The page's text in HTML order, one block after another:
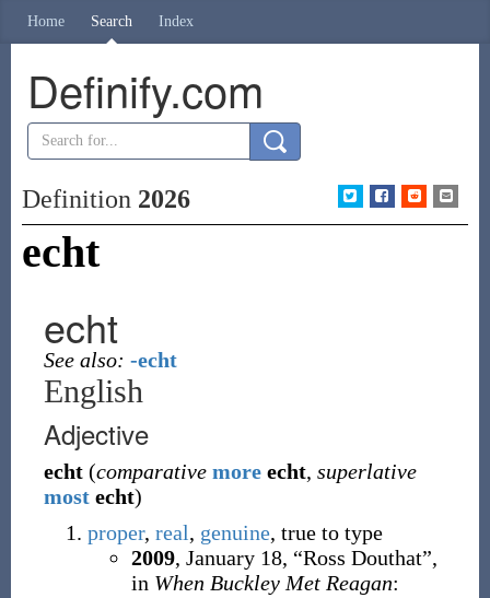
Home Search Index
Definify.com
Definition 2026
echt
echt
See also: -echt
English
Adjective
echt (comparative moreecht, superlative
mostecht)
proper, real, genuine, true to type
2009, January 18, “Ross Douthat”,
in When Buckley Met Reagan: